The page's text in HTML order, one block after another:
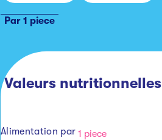
Par 1 piece
Valeurs nutritionnelles
Alimentation par 1 piece